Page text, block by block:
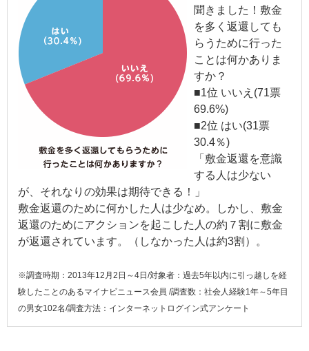
聞きました！敷金
を多く返還しても
らうために行った
ことは何かありま
すか？
■1位 いいえ(71票
69.6%)
■2位 はい(31票
30.4％)
「敷金返還を意識
する人は少ない
が、それなりの効果は期待できる！」
敷金返還のために何かした人は少なめ。しかし、敷金
返還のためにアクションを起こした人の約７割に敷金
が返還されています。（しなかった人は約3割）。
※調査時期：2013年12月2日～4日/対象者：過去5年以内に引っ越しを経
験したことのあるマイナビニュース会員 /調査数：社会人経験1年～5年目
の男女102名/調査方法：インターネットログイン式アンケート